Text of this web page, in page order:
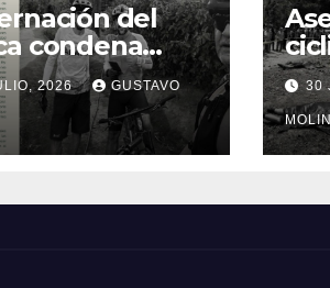
del
condena
de tres
y exige
urgentes
2026 GUSTAVO 30